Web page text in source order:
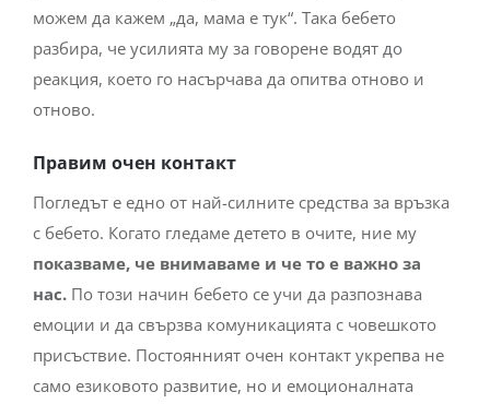
можем да кажем „да, мама е тук“. Така бебето
разбира, че усилията му за говорене водят до
реакция, което го насърчава да опитва отново и
отново.
Правим очен контакт
Погледът е едно от най-силните средства за връзка
с бебето. Когато гледаме детето в очите, ние му
показваме, че внимаваме и че то е важно за
нас. По този начин бебето се учи да разпознава
емоции и да свързва комуникацията с човешкото
присъствие. Постоянният очен контакт укрепва не
само езиковото развитие, но и емоционалната